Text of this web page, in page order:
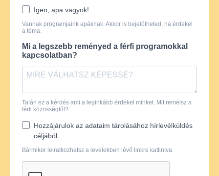
Igen, apa vagyok!
Vannak programjaink apáknak. Akkor is bejelölheted, ha érdekel
a téma.
Mi a legszebb reményed a férfi programokkal
kapcsolatban?
Talán ez a kérdés ami a leginkább érdekel minket. Mit remélsz a
férfi közösségtől?
Hozzájárulok az adataim tárolásához hírlevélküldés
céljából.
Bármikor leiratkozhatsz a levelekben lévő linkre kattintva.